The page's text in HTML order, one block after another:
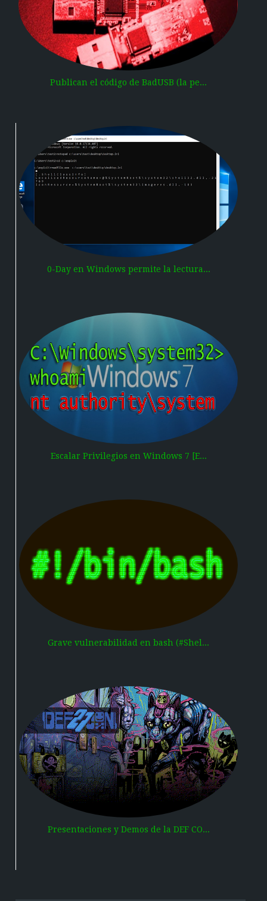
Publican el código de BadUSB (la pe...
0-Day en Windows permite la lectura...
Escalar Privilegios en Windows 7 [E...
Grave vulnerabilidad en bash (#Shel...
Presentaciones y Demos de la DEF CO...